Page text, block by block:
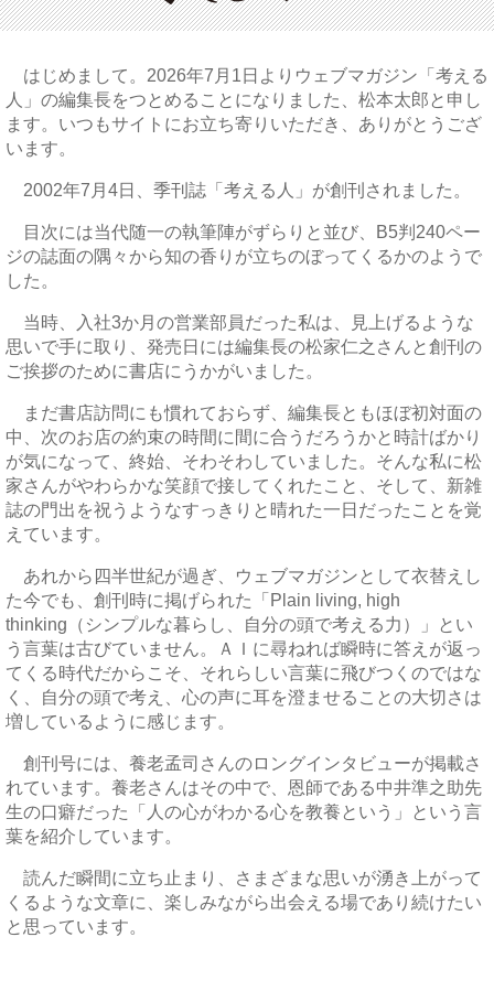
はじめまして。2026年7月1日よりウェブマガジン「考える
人」の編集長をつとめることになりました、松本太郎と申し
ます。いつもサイトにお立ち寄りいただき、ありがとうござ
います。
2002年7月4日、季刊誌「考える人」が創刊されました。
目次には当代随一の執筆陣がずらりと並び、B5判240ペー
ジの誌面の隅々から知の香りが立ちのぼってくるかのようで
した。
当時、入社3か月の営業部員だった私は、見上げるような
思いで手に取り、発売日には編集長の松家仁之さんと創刊の
ご挨拶のために書店にうかがいました。
まだ書店訪問にも慣れておらず、編集長ともほぼ初対面の
中、次のお店の約束の時間に間に合うだろうかと時計ばかり
が気になって、終始、そわそわしていました。そんな私に松
家さんがやわらかな笑顔で接してくれたこと、そして、新雑
誌の門出を祝うようなすっきりと晴れた一日だったことを覚
えています。
あれから四半世紀が過ぎ、ウェブマガジンとして衣替えし
た今でも、創刊時に掲げられた「Plain living, high
thinking（シンプルな暮らし、自分の頭で考える力）」とい
う言葉は古びていません。ＡＩに尋ねれば瞬時に答えが返っ
てくる時代だからこそ、それらしい言葉に飛びつくのではな
く、自分の頭で考え、心の声に耳を澄ませることの大切さは
増しているように感じます。
創刊号には、養老孟司さんのロングインタビューが掲載さ
れています。養老さんはその中で、恩師である中井準之助先
生の口癖だった「人の心がわかる心を教養という」という言
葉を紹介しています。
読んだ瞬間に立ち止まり、さまざまな思いが湧き上がって
くるような文章に、楽しみながら出会える場であり続けたい
と思っています。